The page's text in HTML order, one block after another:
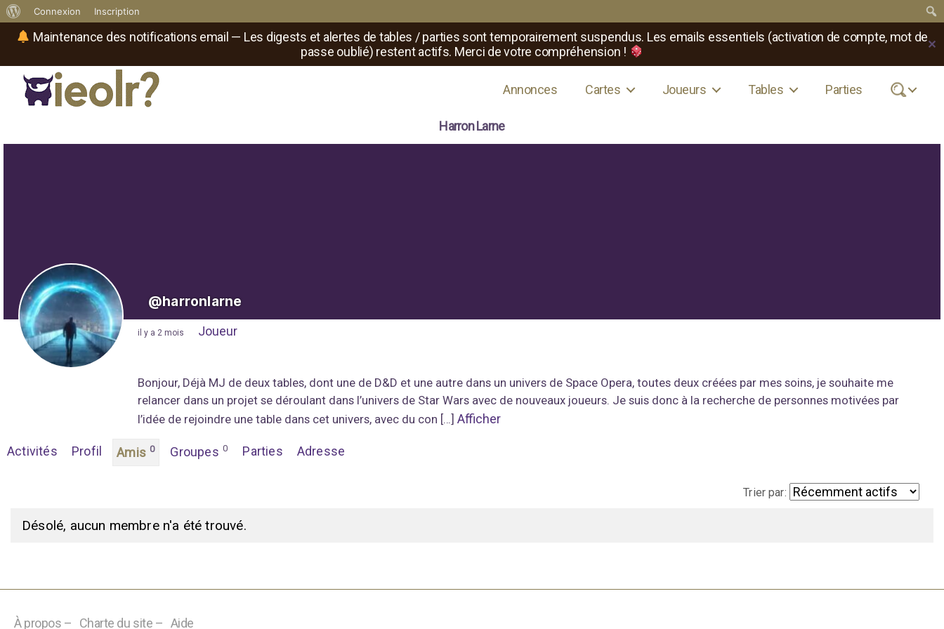
Maintenance des notifications email — Les digests et alertes de tables / parties sont temporairement suspendus. Les emails essentiels (activation de compte, mot de
passe oublié) restent actifs. Merci de votre compréhension !
✕
propos
WordPress
Connexion Inscription
où
Annonces Cartes Joueurs Tables Parties .
Harron Larne
@harronlarne
il y a 2 mois Joueur
Bonjour, Déjà MJ de deux tables, dont une de D&D et une autre dans un univers de Space Opera, toutes deux créées par mes soins, je souhaite me
relancer dans un projet se déroulant dans l’univers de Star Wars avec de nouveaux joueurs. Je suis donc à la recherche de personnes motivées par
l’idée de rejoindre une table dans cet univers, avec du con […] Afficher
Activités Profil Amis 0 Groupes 0 Parties Adresse
Trier par:
M
a
m
Désolé, aucun membre n'a été trouvé.
À propos – Charte du site – Aide